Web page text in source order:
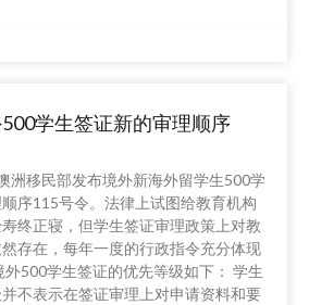
学生签证新的审理顺序
洲移民部发布境外新海外留学生500学
序115号令。法律上试图给教育机构
终正寝，但学生签证审理政策上对教
存在，每年一度的行政指令充分体现
外500学生签证的优先等级如下： 学生
不表示在签证审理上对申请资料和要